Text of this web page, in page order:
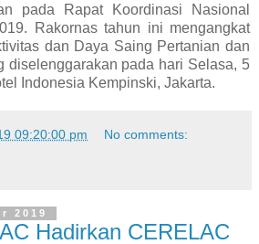
pada Rapat Koordinasi Nasional
Rakornas tahun ini mengangkat
dan Daya Saing Pertanian dan
diselenggarakan pada hari Selasa, 5
Indonesia Kempinski, Jakarta.
09:20:00 pm No comments:
2019
Hadirkan CERELAC